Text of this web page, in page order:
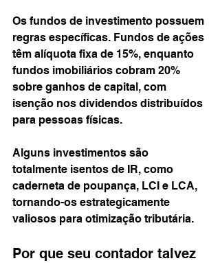
Os fundos de investimento possuem
regras específicas. Fundos de ações
têm alíquota fixa de 15%, enquanto
fundos imobiliários cobram 20%
sobre ganhos de capital, com
isenção nos dividendos distribuídos
para pessoas físicas.
Alguns investimentos são
totalmente isentos de IR, como
caderneta de poupança, LCI e LCA,
tornando-os estrategicamente
valiosos para otimização tributária.
Por que seu contador talvez